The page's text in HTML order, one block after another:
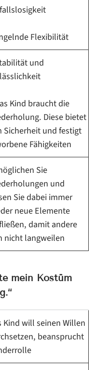
Flexibilität
und
Kind braucht die
Diese bietet
Sicherheit und festigt
Fähigkeiten
Sie
und
Sie dabei immer
neue Elemente
damit andere
nicht langweilen
mein Kostüm
Kind will seinen Willen
beansprucht